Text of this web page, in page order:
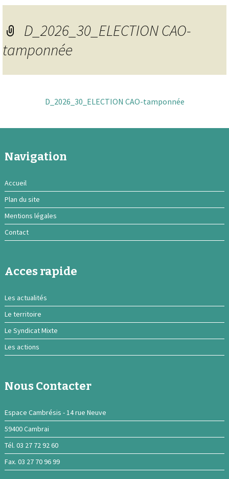
D_2026_30_ELECTION CAO-
tamponnée
D_2026_30_ELECTION CAO-tamponnée
Navigation
Accueil
Plan du site
Mentions légales
Contact
Acces rapide
Les actualités
Le territoire
Le Syndicat Mixte
Les actions
Nous Contacter
Espace Cambrésis - 14 rue Neuve
59400 Cambrai
Tél. 03 27 72 92 60
Fax. 03 27 70 96 99